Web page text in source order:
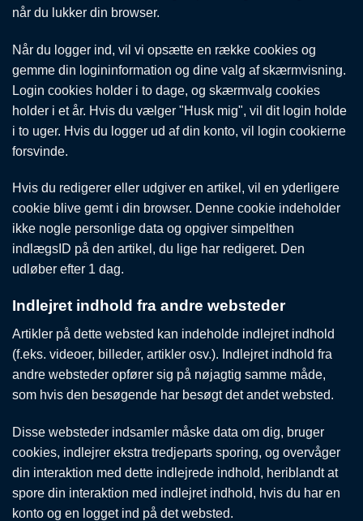
når du lukker din browser.
Når du logger ind, vil vi opsætte en række cookies og
gemme din logininformation og dine valg af skærmvisning.
Login cookies holder i to dage, og skærmvalg cookies
holder i et år. Hvis du vælger "Husk mig", vil dit login holde
i to uger. Hvis du logger ud af din konto, vil login cookierne
forsvinde.
Hvis du redigerer eller udgiver en artikel, vil en yderligere
cookie blive gemt i din browser. Denne cookie indeholder
ikke nogle personlige data og opgiver simpelthen
indlægsID på den artikel, du lige har redigeret. Den
udløber efter 1 dag.
Indlejret indhold fra andre websteder
Artikler på dette websted kan indeholde indlejret indhold
(f.eks. videoer, billeder, artikler osv.). Indlejret indhold fra
andre websteder opfører sig på nøjagtig samme måde,
som hvis den besøgende har besøgt det andet websted.
Disse websteder indsamler måske data om dig, bruger
cookies, indlejrer ekstra tredjeparts sporing, og overvåger
din interaktion med dette indlejrede indhold, heriblandt at
spore din interaktion med indlejret indhold, hvis du har en
konto og en logget ind på det websted.